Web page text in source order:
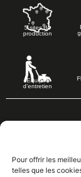
Pour offrir les
telles que les
5 sites de
production
Equipes
d’entretien